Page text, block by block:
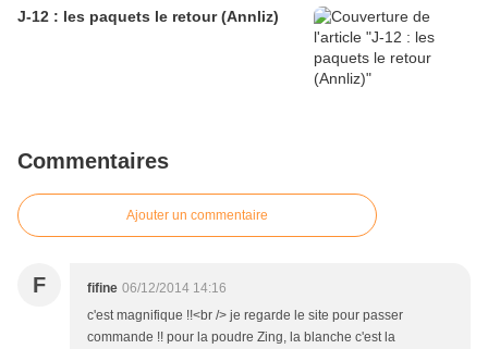
J-12 : les paquets le retour (Annliz)
Commentaires
Ajouter un commentaire
F fifine 06/12/2014 14:16
c'est magnifique !!<br /> je regarde le site pour passer
commande !! pour la poudre Zing, la blanche c'est la